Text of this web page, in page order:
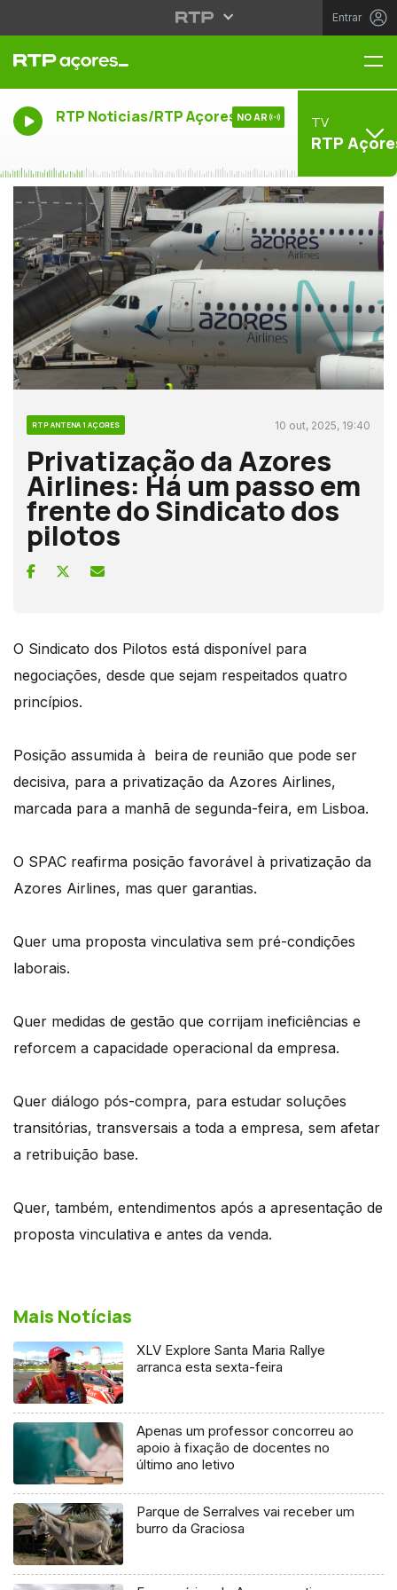
Entrar
RTP Noticias/RTP Açores NO AR TV
RTP
RTP ANTENA 1 AÇORES 10 out, 2025, 19:40
Privatização da Azores
Airlines: Há um passo em
frente do Sindicato dos
pilotos
O Sindicato dos Pilotos está disponível para
negociações, desde que sejam respeitados quatro
princípios.
Posição assumida à beira de reunião que pode ser
decisiva, para a privatização da Azores Airlines,
marcada para a manhã de segunda-feira, em Lisboa.
O SPAC reafirma posição favorável à privatização da
Azores Airlines, mas quer garantias.
Quer uma proposta vinculativa sem pré-condições
laborais.
Quer medidas de gestão que corrijam ineficiências e
reforcem a capacidade operacional da empresa.
Quer diálogo pós-compra, para estudar soluções
transitórias, transversais a toda a empresa, sem afetar
a retribuição base.
Quer, também, entendimentos após a apresentação de
proposta vinculativa e antes da venda.
Mais Notícias
XLV Explore Santa Maria Rallye
arranca esta sexta-feira
Apenas um professor concorreu ao
apoio à fixação de docentes no
último ano letivo
Parque de Serralves vai receber um
burro da Graciosa